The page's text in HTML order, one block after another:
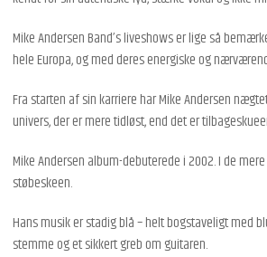
Mike Andersen Band’s liveshows er lige så
hele Europa, og med deres energiske og
Fra starten af sin karriere har Mike Andersen
univers, der er mere tidløst, end det er
Mike Andersen album-debuterede i 2002. I de
støbeskeen.
Hans musik er stadig blå – helt bogstaveligt med
stemme og et sikkert greb om guitaren.